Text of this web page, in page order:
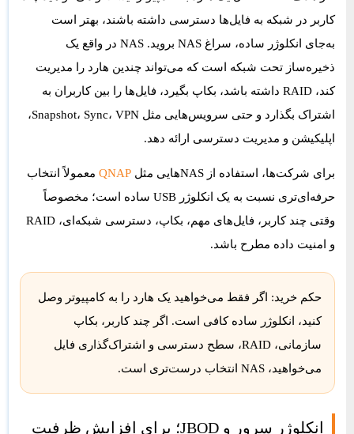
کاربر در شبکه به فایل‌ها دسترسی داشته باشند، بهتر است
به‌جای انکلوژر ساده، سراغ NAS بروید. NAS در واقع یک
ذخیره‌ساز تحت شبکه است که می‌تواند چندین هارد را مدیریت
کند، RAID داشته باشد، بکاپ بگیرد، فایل‌ها را بین کاربران به
اشتراک بگذارد و حتی سرویس‌هایی مثل Snapshot، Sync، VPN،
اپلیکیشن و مدیریت دسترسی ارائه دهد.
برای شرکت‌ها، استفاده از NASهایی مثل QNAP معمولاً انتخاب
حرفه‌ای‌تری نسبت به یک انکلوژر USB ساده است؛ مخصوصاً
وقتی چند کاربر، فایل‌های مهم، بکاپ، دسترسی شبکه‌ای، RAID
و امنیت داده مطرح باشد.
حکم خرید: اگر فقط می‌خواهید یک هارد را به کامپیوتر وصل
کنید، انکلوژر ساده کافی است. اگر چند کاربر، بکاپ
سازمانی، RAID، سطح دسترسی و اشتراک‌گذاری فایل
می‌خواهید، NAS انتخاب درست‌تری است.
انکلوژر سرور و JBOD؛ برای افزایش ظرفیت